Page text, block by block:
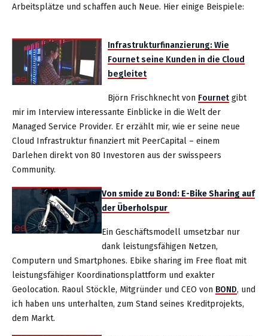
Arbeitsplätze und schaffen auch Neue. Hier einige Beispiele:
Infrastrukturfinanzierung: Wie
Fournet seine Kunden in die Cloud
begleitet
Björn Frischknecht von Fournet gibt
mir im Interview interessante Einblicke in die Welt der
Managed Service Provider. Er erzählt mir, wie er seine neue
Cloud Infrastruktur finanziert mit PeerCapital – einem
Darlehen direkt von 80 Investoren aus der swisspeers
Community.
Von smide zu Bond: E-Bike Sharing auf
der Überholspur
Ein Geschäftsmodell umsetzbar nur
dank leistungsfähigen Netzen,
Computern und Smartphones. Ebike sharing im Free float mit
leistungsfähiger Koordinationsplattform und exakter
Geolocation. Raoul Stöckle, Mitgründer und CEO von BOND, und
ich haben uns unterhalten, zum Stand seines Kreditprojekts,
dem Markt.